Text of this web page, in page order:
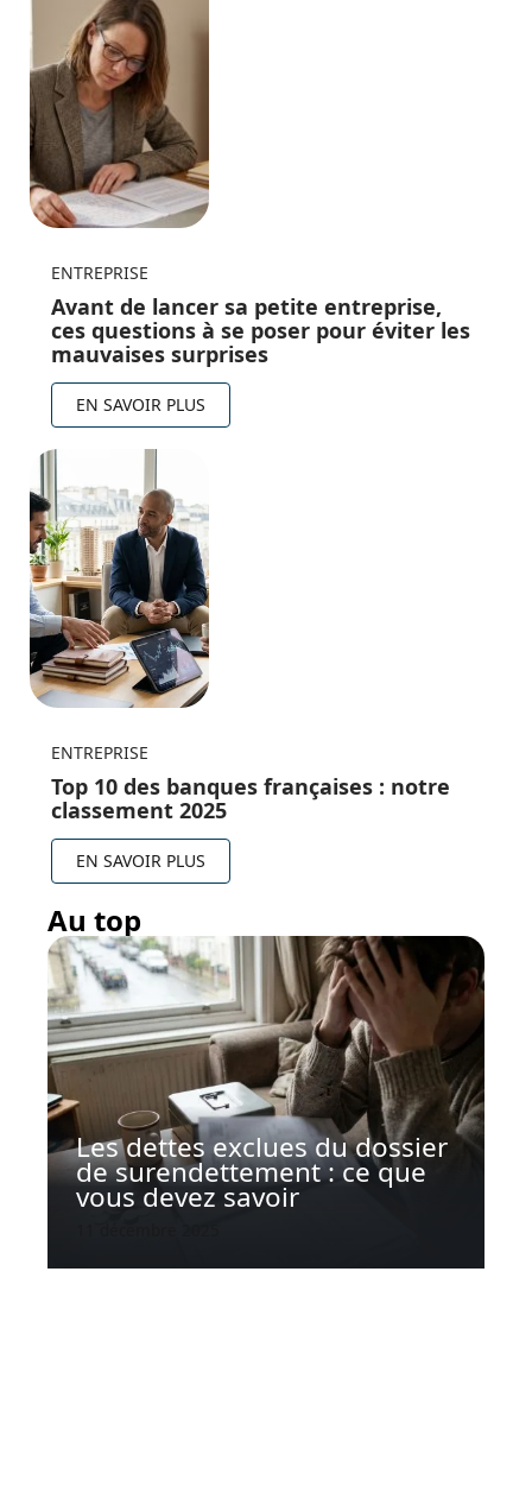
ENTREPRISE
Avant de lancer sa petite entreprise,
ces questions à se poser pour éviter les
mauvaises surprises
EN SAVOIR PLUS
ENTREPRISE
Top 10 des banques françaises : notre
classement 2025
EN SAVOIR PLUS
Au top
Les dettes exclues du dossier
de surendettement : ce que
vous devez savoir